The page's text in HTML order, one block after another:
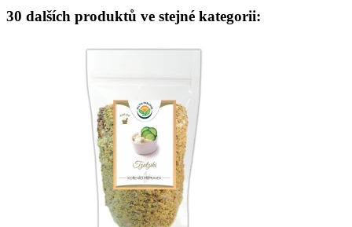
30 dalších produktů ve stejné kategorii: